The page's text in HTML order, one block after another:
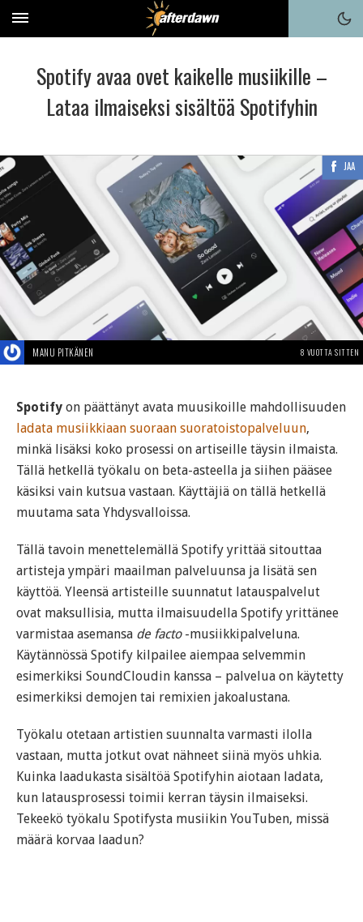
Spotify avaa ovet kaikelle musiikille –
Lataa ilmaiseksi sisältöä Spotifyhin
JAA
MANU PITKÄNEN 8 VUOTTA SITTEN
Spotify on päättänyt avata muusikoille mahdollisuuden
ladata musiikkiaan suoraan suoratoistopalveluun,
minkä lisäksi koko prosessi on artiseille täysin ilmaista.
Tällä hetkellä työkalu on beta-asteella ja siihen pääsee
käsiksi vain kutsua vastaan. Käyttäjiä on tällä hetkellä
muutama sata Yhdysvalloissa.
Tällä tavoin menettelemällä Spotify yrittää sitouttaa
artisteja ympäri maailman palveluunsa ja lisätä sen
käyttöä. Yleensä artisteille suunnatut latauspalvelut
ovat maksullisia, mutta ilmaisuudella Spotify yrittänee
varmistaa asemansa de facto-musiikkipalveluna.
Käytännössä Spotify kilpailee aiempaa selvemmin
esimerkiksi SoundCloudin kanssa – palvelua on käytetty
esimerkiksi demojen tai remixien jakoalustana.
Työkalu otetaan artistien suunnalta varmasti ilolla
vastaan, mutta jotkut ovat nähneet siinä myös uhkia.
Kuinka laadukasta sisältöä Spotifyhin aiotaan ladata,
kun latausprosessi toimii kerran täysin ilmaiseksi.
Tekeekö työkalu Spotifysta musiikin YouTuben, missä
määrä korvaa laadun?